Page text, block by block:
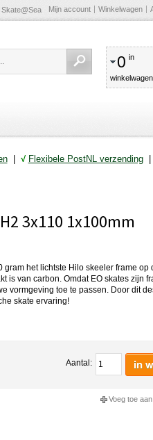
Mijn account Winkelwagen
0 in
winkelwagen
| √ Flexibele PostNL verzending|
3x110 1x100mm
gram het lichtste Hilo skeeler frame op
is van carbon. Omdat EO skates zijn
vormgeving toe te passen. Door dit
skate ervaring!
Aantal: in
Voeg toe